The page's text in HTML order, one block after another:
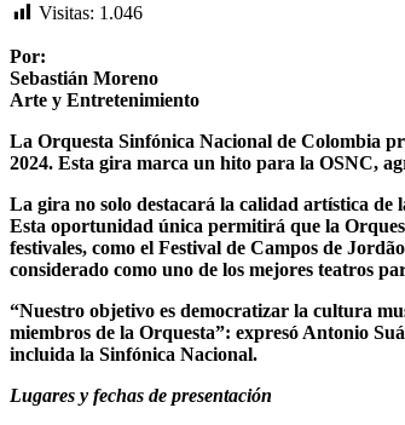
Visitas: 1.046
Por:
Sebastián Moreno
Arte y Entretenimiento
La Orquesta Sinfónica Nacional de Colombia
2024. Esta gira marca un hito para la OSNC,
La gira no solo destacará la calidad artística de
Esta oportunidad única permitirá que la
festivales, como el Festival de Campos de
considerado como uno de los mejores teatros
“Nuestro objetivo es democratizar la cultura
miembros de la Orquesta”: expresó Antonio
incluida la Sinfónica Nacional.
Lugares y fechas de presentación